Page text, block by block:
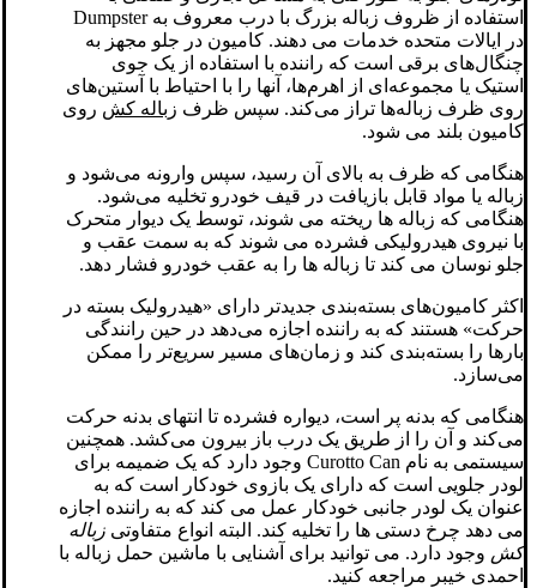
استفاده از ظروف زباله بزرگ با درب معروف به Dumpster
در ایالات متحده خدمات می دهند. کامیون در جلو مجهز به
چنگال‌های برقی است که راننده با استفاده از یک جوی
استیک یا مجموعه‌ای از اهرم‌ها، آنها را با احتیاط با آستین‌های
روی ظرف زباله‌ها تراز می‌کند. سپس ظرف زباله کش روی
کامیون بلند می شود.
هنگامی که ظرف به بالای آن رسید، سپس وارونه می‌شود و
زباله یا مواد قابل بازیافت در قیف خودرو تخلیه می‌شود.
هنگامی که زباله ها ریخته می شوند، توسط یک دیوار متحرک
با نیروی هیدرولیکی فشرده می شوند که به سمت عقب و
جلو نوسان می کند تا زباله ها را به عقب خودرو فشار دهد.
اکثر کامیون‌های بسته‌بندی جدیدتر دارای «هیدرولیک بسته در
حرکت» هستند که به راننده اجازه می‌دهد در حین رانندگی
بارها را بسته‌بندی کند و زمان‌های مسیر سریع‌تر را ممکن
می‌سازد.
هنگامی که بدنه پر است، دیواره فشرده تا انتهای بدنه حرکت
می‌کند و آن را از طریق یک درب باز بیرون می‌کشد. همچنین
سیستمی به نام Curotto Can وجود دارد که یک ضمیمه برای
لودر جلویی است که دارای یک بازوی خودکار است که به
عنوان یک لودر جانبی خودکار عمل می کند که به راننده اجازه
می دهد چرخ دستی ها را تخلیه کند. البته انواع متفاوتی زباله
کش وجود دارد. می توانید برای آشنایی با ماشین حمل زباله با
احمدی خیبر مراجعه کنید.